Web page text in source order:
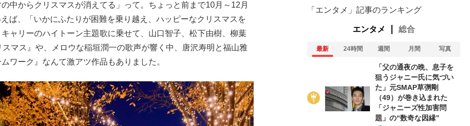
もっと見る
中からクリスマスが消えてる」って。ちょっと前まで10月～12月
ば、「いかにふたりが困難を乗り越え、ハッピーなクリスマスを
ャリーのハイトーン主題歌に乗せて、山口智子、松下由樹、柳葉
マス』や、メロウな稲垣潤一の歌声が響く中、唐沢寿明と福山雅
ワーク』なんて激アツ作品もありました。
「エンタメ」記事のランキング
エンタメ 総合
最新 24時間 週間 月間 写真
「父の通夜の晩、息子を
狙うジャニー氏に気づい
た」元SMAP草彅剛
（49）が巻き込まれた
「ジャニーズ性加害問
題」の“数奇な因縁”